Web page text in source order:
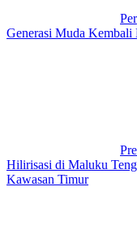
Generasi Muda
Hilirisasi di Maluku
Kawasan Timur